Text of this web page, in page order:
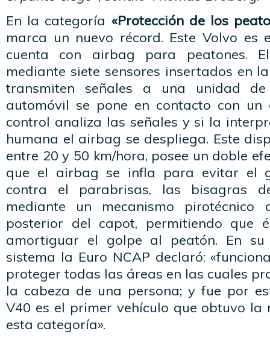
En la categoría «Protección de los
marca un nuevo récord. Este Volvo es
cuenta con airbag para peatones.
mediante siete sensores insertados en
transmiten señales a una unidad
automóvil se pone en contacto con
control analiza las señales y si la
humana el airbag se despliega. Este
entre 20 y 50 km/hora, posee un doble
que el airbag se infla para evitar el
contra el parabrisas, las bisagras
mediante un mecanismo
posterior del capot, permitiendo que
amortiguar el golpe al peatón. En su
sistema la Euro NCAP declaró:
proteger todas las áreas en las cuales
la cabeza de una persona; y fue por
V40 es el primer vehículo que obtuvo la
esta categoría».